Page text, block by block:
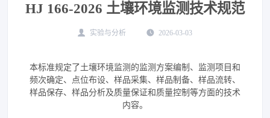
HJ 166-2026 土壤环境监测技术规范
实验与分析 2026-03-03
本标准规定了土壤环境监测的监测方案编制、监测项目和
频次确定、点位布设、样品采集、样品制备、样品流转、
样品保存、样品分析及质量保证和质量控制等方面的技术
内容。